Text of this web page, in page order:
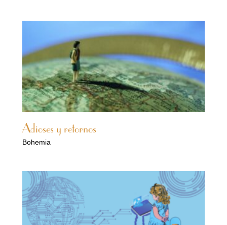
Adioses y retornos
Bohemia